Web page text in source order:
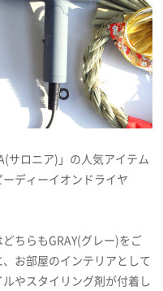
サロニア)」の人気アイテム
ーディーイオンドライヤ
ちらもGRAY(グレー)をご
お部屋のインテリアとして
やスタイリング剤が付着し